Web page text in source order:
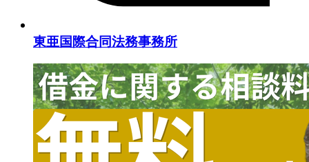
東亜国際合同法務事務所